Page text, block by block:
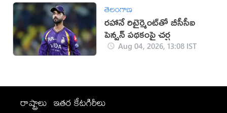
తెలంగాణ
రహానే రిటైర్మెంట్‌తో బీసీసీఐ
పెన్షన్ పథకంపై చర్చ
Aug 04, 2026, 13:08 IST
రాష్ట్రాలు ఇతర కేటగిరీలు